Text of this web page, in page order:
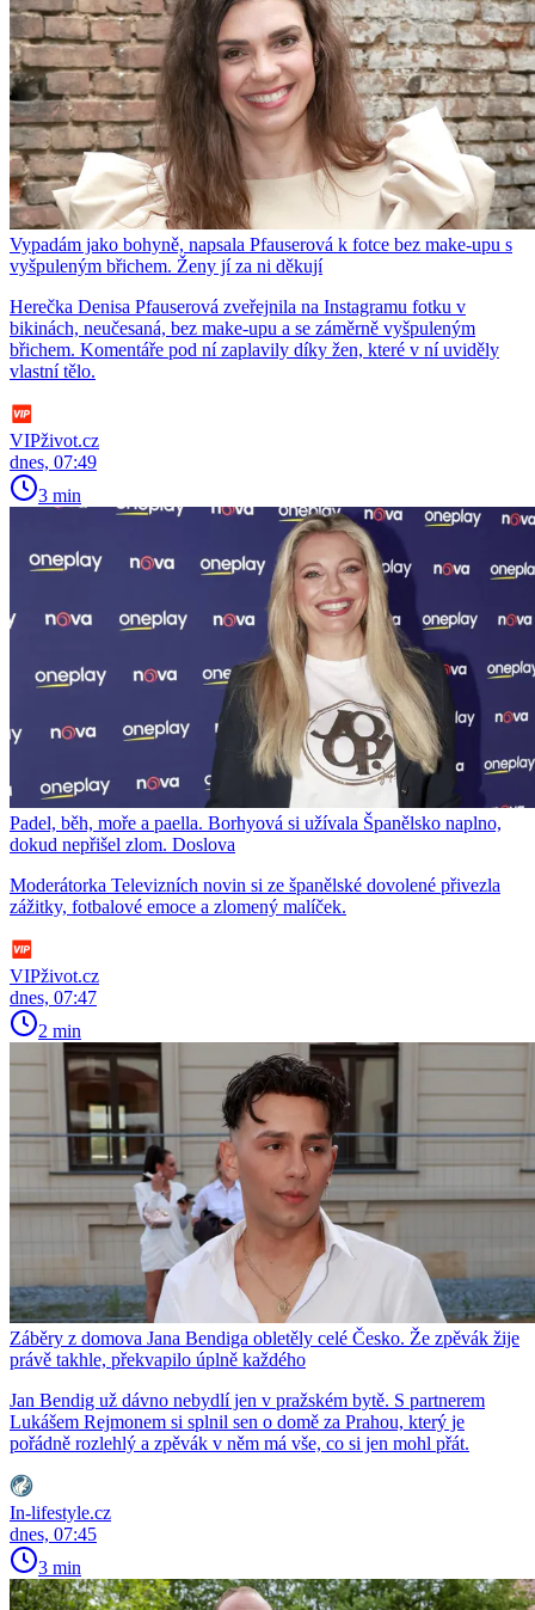
Vypadám jako bohyně, napsala Pfauserová k fotce bez make-upu s
vyšpuleným břichem. Ženy jí za ni děkují
Herečka Denisa Pfauserová zveřejnila na Instagramu fotku v
bikinách, neučesaná, bez make-upu a se záměrně vyšpuleným
břichem. Komentáře pod ní zaplavily díky žen, které v ní uviděly
vlastní tělo.
VIPživot.cz
dnes, 07:49
3 min
Padel, běh, moře a paella. Borhyová si užívala Španělsko naplno,
dokud nepřišel zlom. Doslova
Moderátorka Televizních novin si ze španělské dovolené přivezla
zážitky, fotbalové emoce a zlomený malíček.
VIPživot.cz
dnes, 07:47
2 min
Záběry z domova Jana Bendiga obletěly celé Česko. Že zpěvák žije
právě takhle, překvapilo úplně každého
Jan Bendig už dávno nebydlí jen v pražském bytě. S partnerem
Lukášem Rejmonem si splnil sen o domě za Prahou, který je
pořádně rozlehlý a zpěvák v něm má vše, co si jen mohl přát.
In-lifestyle.cz
dnes, 07:45
3 min